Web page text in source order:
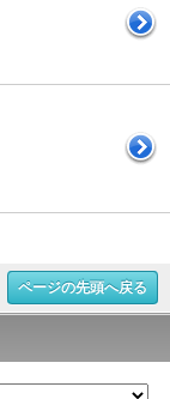
ページの先頭へ戻る